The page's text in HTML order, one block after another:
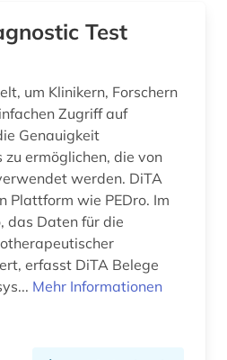
Test
um Klinikern, Forschern
Zugriff auf
Genauigkeit
ermöglichen, die von
werden. DiTA
Plattform wie PEDro. Im
das Daten für die
erfasst DiTA Belege
Mehr Informationen